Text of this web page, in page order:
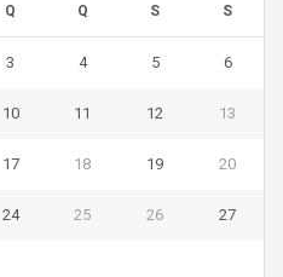
Q Q S S
3 4 5 6
10 11 12 13
17 18 19 20
24 25 26 27